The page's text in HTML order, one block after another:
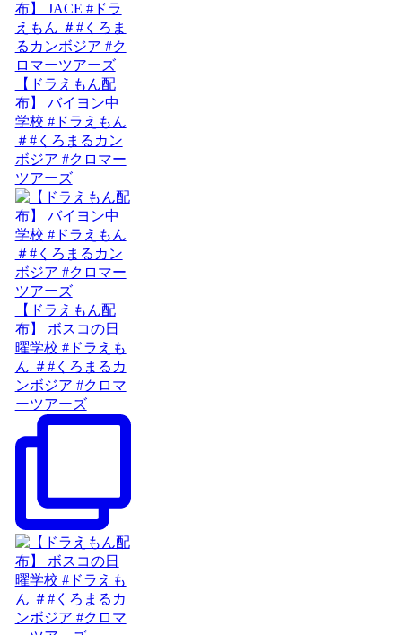
【ドラえもん配
布】 バイヨン中
学校 #ドラえもん
＃#くろまるカン
ボジア #クロマー
ツアーズ
【ドラえもん配
布】 ボスコの日
曜学校 #ドラえも
ん ＃#くろまるカ
ンボジア #クロマ
ーツアーズ